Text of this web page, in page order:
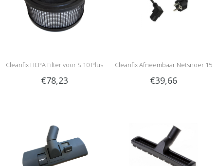
Cleanfix HEPA Filter voor S 10 Plus
HEPA
€78,23
Cleanfix Afneembaar Netsnoer 15
meter
€39,66